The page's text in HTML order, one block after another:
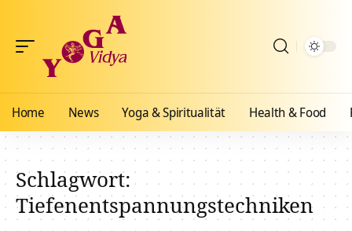
Home News Yoga & Spiritualität Health & Food
Schlagwort:
Tiefenentspannungstechniken